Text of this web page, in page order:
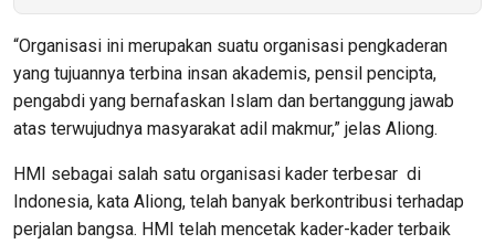
“Organisasi ini merupakan suatu organisasi pengkaderan
yang tujuannya terbina insan akademis, pensil pencipta,
pengabdi yang bernafaskan Islam dan bertanggung jawab
atas terwujudnya masyarakat adil makmur,” jelas Aliong.
HMI sebagai salah satu organisasi kader terbesar di
Indonesia, kata Aliong, telah banyak berkontribusi terhadap
perjalan bangsa. HMI telah mencetak kader-kader terbaik